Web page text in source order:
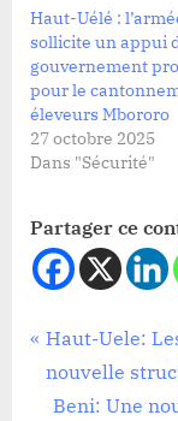
Haut-Uélé :
sollicite un appui
gouvernement
pour le
éleveurs Mbororo
27 octobre 2025
Dans "Sécurité"
Partager ce
Société
de
P
r
e
Haut-Uele:
nouvelle
N
Beni: Une